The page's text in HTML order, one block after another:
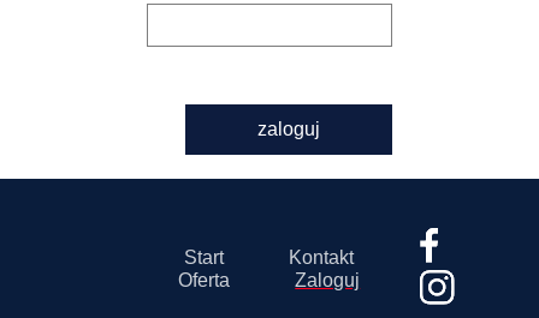
zaloguj
Start
Kontakt
Oferta
Zaloguj